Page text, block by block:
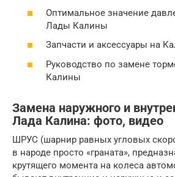
Оптимальное значение
Лады Калины
Запчасти и аксессуары на
Руководство по замене
Калины
Замена наружного и
Лада Калина: фото, видео
ШРУС (шарнир равных угловых
в народе просто «граната»,
крутящего момента на колеса